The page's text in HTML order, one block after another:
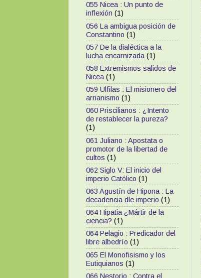
055 Nicea : Un punto de
inflexión (1)
056 La ambigua posición de
Constantino (1)
057 De la dialéctica a la
lucha encarnizada (1)
058 Extremismos salidos de
Nicea (1)
059 Ulfilas : El misionero del
arrianismo (1)
060 Priscilianos : ¿Intento
de restablecer la pureza?
(1)
061 Juliano : Apostata o
promotor de la libertad de
cultos (1)
062 Siglo V: El inicio del
imperio Católico (1)
063 Agustín de Hipona : La
decadencia dle imperio (1)
064 Hipatia ¿Mártir de la
ciencia? (1)
064 Pelagio : Predicador del
libre albedrío (1)
065 El Monofisismo y los
Eutiquianos (1)
066 Nestorio : Contra el